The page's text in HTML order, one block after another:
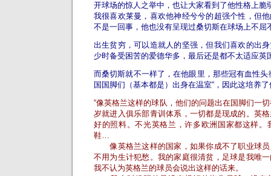
开球场的惊人之举中，也让大家看到了他性格上
我很喜欢莱曼，喜欢他神经兮兮的超强个性，但
不是一回事，他也没有呈现过桑切斯在球场上不屈
出生贫穷，可以造就人的坚强，但我们喜欢的出
少时备受困苦的爱德华多，最后还是都不太适应英
而桑切斯就不一样了，在他眼里，那些冠有血性头
国国脚们（基本都是）出身在温室“，因此这培养
“像英格兰这样的球队，他们的问题出在国脚们一
岁就进入俱乐部青训体系，一切都是现成的。英
好的照料。不光英格兰，许多欧洲国家都这样。
鞋…
像英格兰这样的国家，如果你成不了职业球员
不用为生计犯愁。我的家庭很清贫，足球是我唯
我不认为英格兰的球员会说出这样的话来。